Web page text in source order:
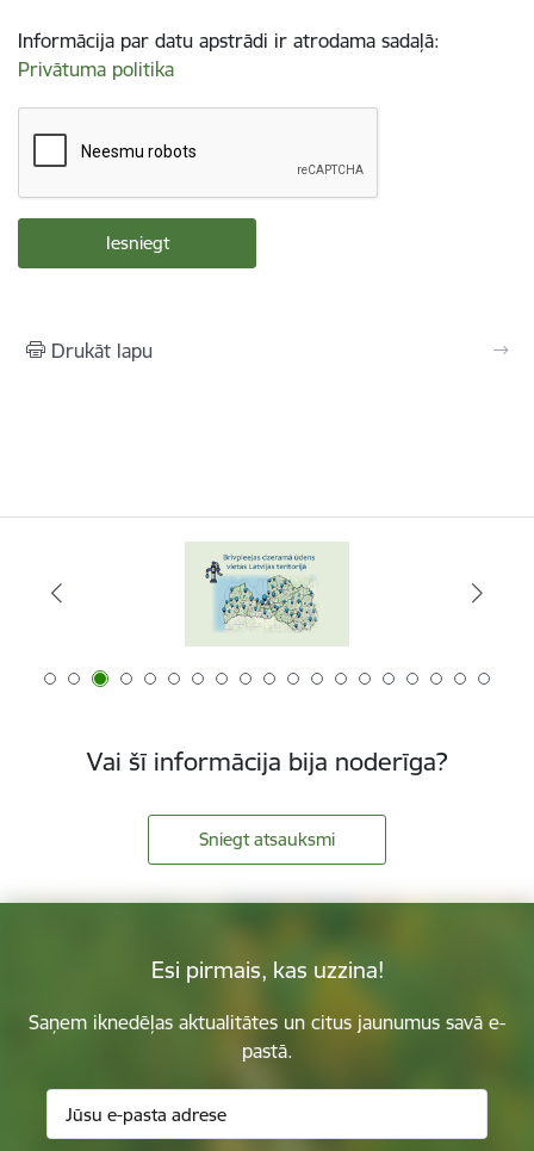
Informācija par datu apstrādi ir atrodama sadaļā:
Privātuma politika
Drukāt lapu
Vai šī informācija bija noderīga?
Sniegt atsauksmi
Esi pirmais, kas uzzina!
Saņem iknedēļas aktualitātes un citus jaunumus savā e-
pastā.